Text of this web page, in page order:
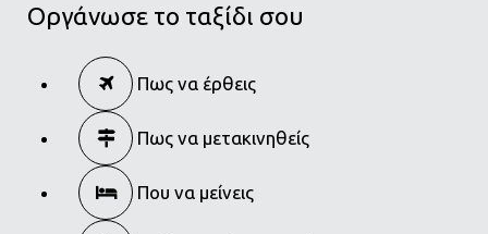
Οργάνωσε το ταξίδι σου
Πως να έρθεις
Πως να μετακινηθείς
Που να μείνεις